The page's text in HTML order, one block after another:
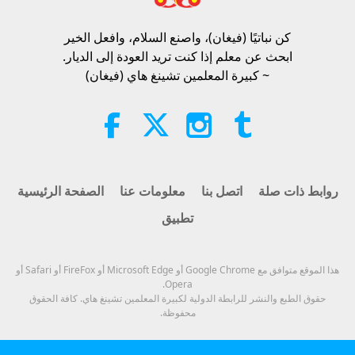
Will Know That He Is Already Here
and May Be Seen on Supreme
Master Television
أخبار جديرة بالاهتمام 2026-08-08
VEG TREND NEWS FROM
AROUND THE WORLD, April to
مختصرات 2026-08-08 390 الآراء
4:58
مختصرات 2026-08-08 321
كن نباتيًا (فيغان)، واصنع السلام، وافعل الخير​
ابحث عن معلم إذا كنت تريد العودة إلى الديار.
~ كبيرة المعلمين تشينغ هاي (فيغان)
الصفحة الرئيسية معلومات عنا اتصل بنا
روابط ذات صلة
تطبيق
هذا الموقع متوافق مع Google Chrome أو Microsoft Edge أو FireFox أو Safari أو
Opera.
حقوق الطبع والنشر للرابطة الدولية لكبيرة المعلمين تشينغ هاي. كافة الحقوق
محفوظة.